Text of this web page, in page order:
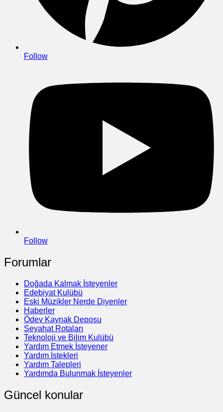
Follow
Follow
Forumlar
Doğada Kalmak İsteyenler
Edebiyat Kulübü
Eski Müzikler Nerde Diyenler
Haberler
Ödev Kaynak Deposu
Seyahat Rotaları
Teknoloji ve Bilim Kulübü
Yardım Etmek İsteyener
Yardım İstekleri
Yardım Talepleri
Yardımda Bulunmak İsteyenler
Güncel konular